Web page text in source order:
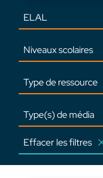
Effacer les filtres